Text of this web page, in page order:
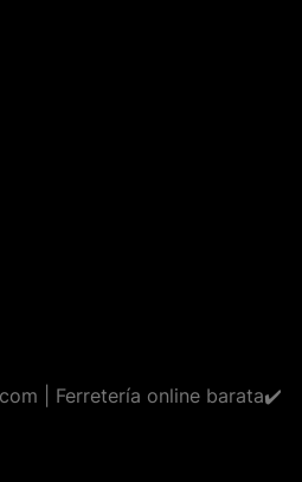
| Ferretería online barata✔️